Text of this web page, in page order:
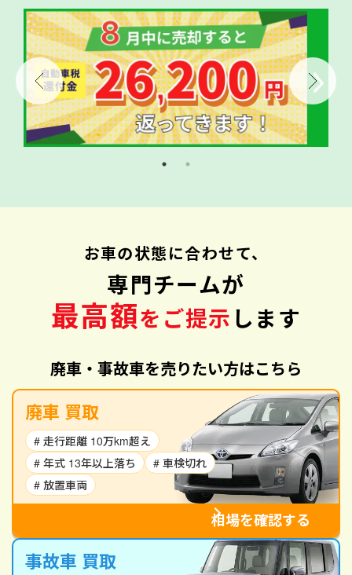
お車の状態に合わせて、
専門チームが
最高額をご提示 します
廃車・事故車を売りたい方はこちら
廃車 買取
# 走行距離 10万km超え
# 年式 13年以上落ち
# 車検切れ
# 放置車両
相場を確認する
事故車 買取